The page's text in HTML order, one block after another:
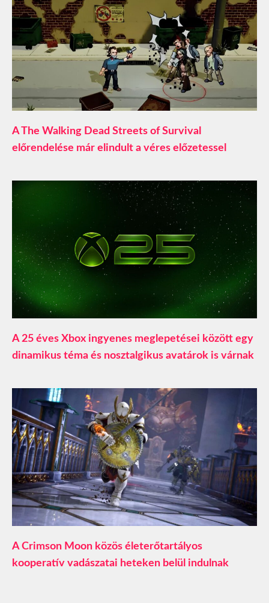
A The Walking Dead Streets of Survival
előrendelése már elindult a véres előzetessel
A 25 éves Xbox ingyenes meglepetései között egy
dinamikus téma és nosztalgikus avatárok is várnak
A Crimson Moon közös életerőtartályos
kooperatív vadászatai heteken belül indulnak